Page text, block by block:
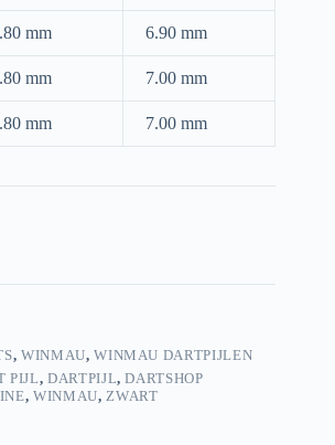
mm 6.90 mm
mm 7.00 mm
mm 7.00 mm
,WINMAU,WINMAU DARTPIJLEN
PIJL, DARTPIJL,DARTSHOP
, WINMAU, ZWART